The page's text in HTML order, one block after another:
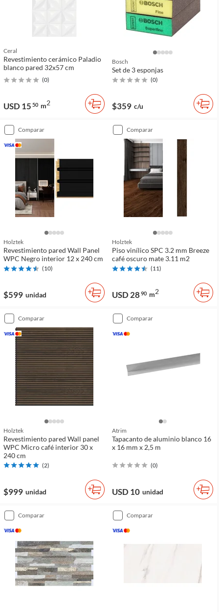
Ceral
Revestimiento cerámico Paladio
blanco pared 32x57 cm
(0)
USD 15 50 m2
Bosch
Set de 3 esponjas
(0)
$359 c/u
comparar
Holztek
Revestimiento pared Wall Panel
WPC Negro interior 12 x 240 cm
(10)
$599 unidad
comparar
Holztek
Piso vinílico SPC 3.2 mm Breeze
café oscuro mate 3.11 m2
(11)
USD 2890 m2
comparar
Holztek
Revestimiento pared Wall panel
WPC Micro café interior 30 x
240 cm
(2)
$999 unidad
comparar
Atrim
Tapacanto de aluminio blanco 16
x 16 mm x 2,5 m
(0)
USD 10 unidad
comparar comparar